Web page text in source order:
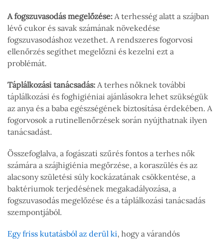
A fogszuvasodás megelőzése: A terhesség alatt a szájban
lévő cukor és savak számának növekedése
fogszuvasodáshoz vezethet. A rendszeres fogorvosi
ellenőrzés segíthet megelőzni és kezelni ezt a
problémát.
Táplálkozási tanácsadás: A terhes nőknek további
táplálkozási és foghigiéniai ajánlásokra lehet szükségük
az anya és a baba egészségének biztosítása érdekében. A
fogorvosok a rutinellenőrzések során nyújthatnak ilyen
tanácsadást.
Összefoglalva, a fogászati szűrés fontos a terhes nők
számára a szájhigiénia megőrzése, a koraszülés és az
alacsony születési súly kockázatának csökkentése, a
baktériumok terjedésének megakadályozása, a
fogszuvasodás megelőzése és a táplálkozási tanácsadás
szempontjából.
Egy friss kutatásból az derül ki, hogy a várandós